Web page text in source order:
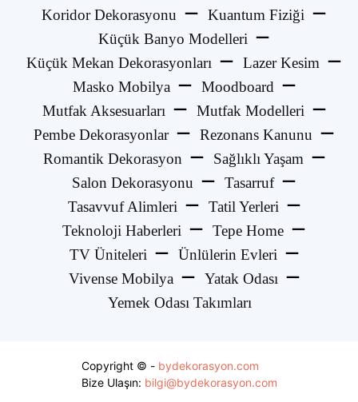
Koridor Dekorasyonu
Kuantum Fiziği
Küçük Banyo Modelleri
Küçük Mekan Dekorasyonları
Lazer Kesim
Masko Mobilya
Moodboard
Mutfak Aksesuarları
Mutfak Modelleri
Pembe Dekorasyonlar
Rezonans Kanunu
Romantik Dekorasyon
Sağlıklı Yaşam
Salon Dekorasyonu
Tasarruf
Tasavvuf Alimleri
Tatil Yerleri
Teknoloji Haberleri
Tepe Home
TV Üniteleri
Ünlülerin Evleri
Vivense Mobilya
Yatak Odası
Yemek Odası Takımları
Copyright © - bydekorasyon.com
Bize Ulaşın: bilgi@bydekorasyon.com